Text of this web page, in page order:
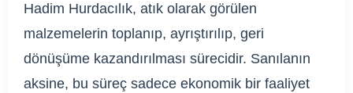
Hadim Hurdacılık, atık olarak görülen
malzemelerin toplanıp, ayrıştırılıp, geri
dönüşüme kazandırılması sürecidir. Sanılanın
aksine, bu süreç sadece ekonomik bir faaliyet